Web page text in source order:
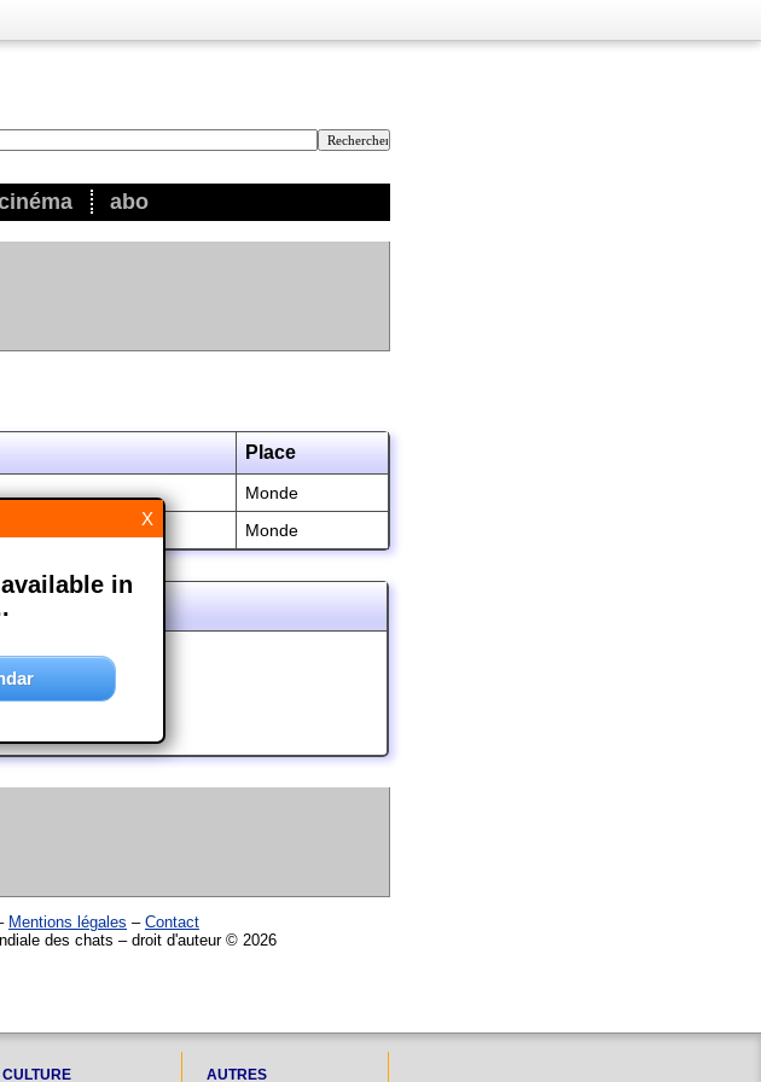
abo
Place
Monde
Monde
Mentions légales – Contact
des chats – droit d'auteur © 2026
CULTURE AUTRES
X
in